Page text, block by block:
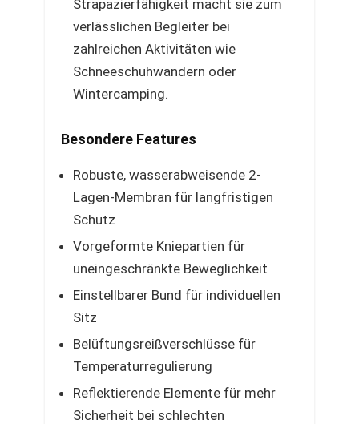
Strapazierfähigkeit macht sie zum
verlässlichen Begleiter bei
zahlreichen Aktivitäten wie
Schneeschuhwandern oder
Wintercamping.
Besondere Features
Robuste, wasserabweisende 2-
Lagen-Membran für langfristigen
Schutz
Vorgeformte Kniepartien für
uneingeschränkte Beweglichkeit
Einstellbarer Bund für individuellen
Sitz
Belüftungsreißverschlüsse für
Temperaturregulierung
Reflektierende Elemente für mehr
Sicherheit bei schlechten